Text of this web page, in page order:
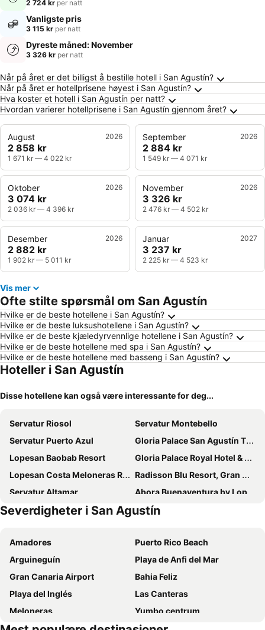
2 724 kr per natt
Vanligste pris
3 115 kr per natt
Dyreste måned: November
3 326 kr per natt
Ofte stilte spørsmål om San Agustín
Når på året er det billigst å bestille hotell i San Agustín?
Når på året er hotellprisene høyest i San Agustín?
Hva koster et hotell i San Agustín per natt?
Hvordan varierer hotellprisene i San Agustín gjennom året?
August 2026
2 858 kr
1 671 kr — 4 022 kr
September 2026
2 884 kr
1 549 kr — 4 071 kr
Oktober 2026
3 074 kr
2 036 kr — 4 396 kr
November 2026
3 326 kr
2 476 kr — 4 502 kr
Desember 2026
2 882 kr
1 902 kr — 5 011 kr
Januar 2027
3 237 kr
2 225 kr — 4 523 kr
Vis mer
Ofte stilte spørsmål om San Agustín
Hvilke er de beste hotellene i San Agustín?
Hvilke er de beste luksushotellene i San Agustín?
Hvilke er de beste kjæledyrvennlige hotellene i San Agustín?
Hvilke er de beste hotellene med spa i San Agustín?
Hvilke er de beste hotellene med basseng i San Agustín?
Hoteller i San Agustín
Disse hotellene kan også være interessante for deg...
Servatur Riosol
Servatur Montebello
Servatur Puerto Azul
Gloria Palace San Agustín Thalasso & Hotel
Lopesan Baobab Resort
Gloria Palace Royal Hotel & Spa
Lopesan Costa Meloneras Resort & SPA
Radisson Blu Resort, Gran Canaria
Servatur Altamar
Abora Buenaventura by Lopesan Hotels
Servatur Waikiki
LIVVO Monte Carrera Holiday Homes
Servatur Casablanca Suites & Spa
Palm Oasis Maspalomas
Servatur Don Miguel - Adults Only
Sholeo Lodges Maspalomas
Hotel Riviera Vista
Servatur Altamadores
Hotel Riu Vistamar
Mirador Maspalomas by Dunas
H10 Costa Mogán
Grupotel Orquidea
Severdigheter i San Agustín
Amadores
Puerto Rico Beach
Arguineguín
Playa de Anfi del Mar
Gran Canaria Airport
Bahia Feliz
Playa del Inglés
Las Canteras
Meloneras
Yumbo centrum
Maspalomas
Taurito